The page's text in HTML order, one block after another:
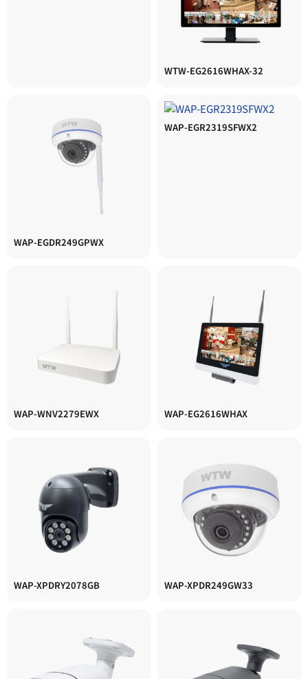
WTW-EG2616WHAX-32
WAP-EGDR249GPWX
WAP-EGR2319SFWX2
WAP-WNV2279EWX WAP-EG2616WHAX
WAP-XPDRY2078GB WAP-XPDR249GW33